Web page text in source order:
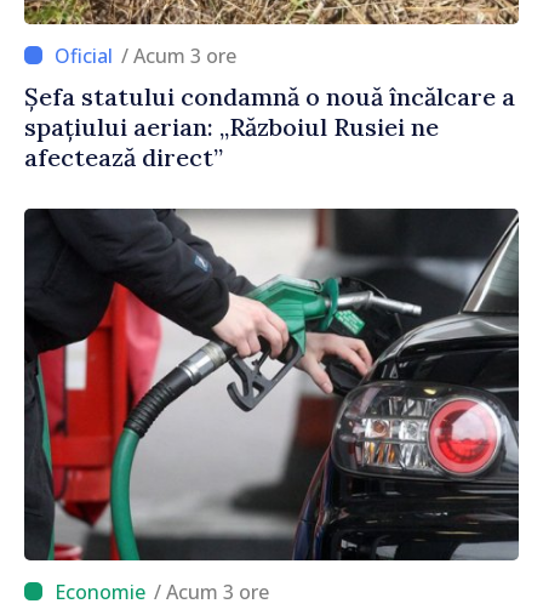
/ Acum 3 ore
Șefa statului condamnă o nouă încălcare a
spațiului aerian: „Războiul Rusiei ne
afectează direct”
/ Acum 3 ore